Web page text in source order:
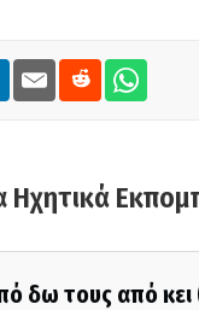
Ηχητικά
δω τους από